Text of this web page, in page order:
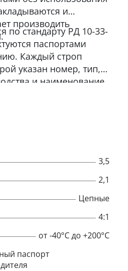
и
производить
по стандарту РД 10-33-
паспортами
Каждый строп
указан номер, тип,
и наименование
3,5
2,1
Цепные
4:1
от -40°C до +200°C
паспорт